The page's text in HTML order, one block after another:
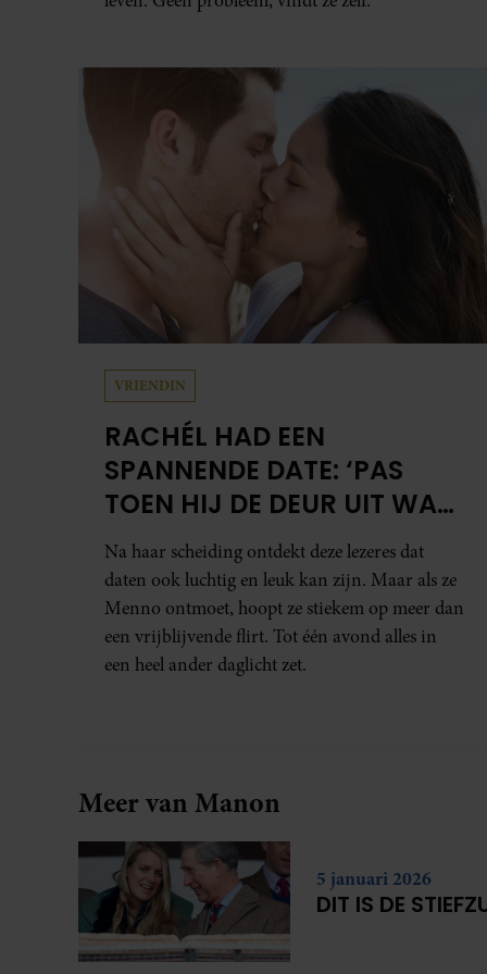
VRIENDIN
RACHÉL HAD EEN
SPANNENDE DATE: ‘PAS
TOEN HIJ DE DEUR UIT WAS,
BESEFTE IK WAT ER ECHT
WAS GEBEURD’
Na haar scheiding ontdekt deze lezeres dat
daten ook luchtig en leuk kan zijn. Maar als ze
Menno ontmoet, hoopt ze stiekem op meer dan
een vrijblijvende flirt. Tot één avond alles in
een heel ander daglicht zet.
Meer van Manon
5 januari 2026
DIT IS DE